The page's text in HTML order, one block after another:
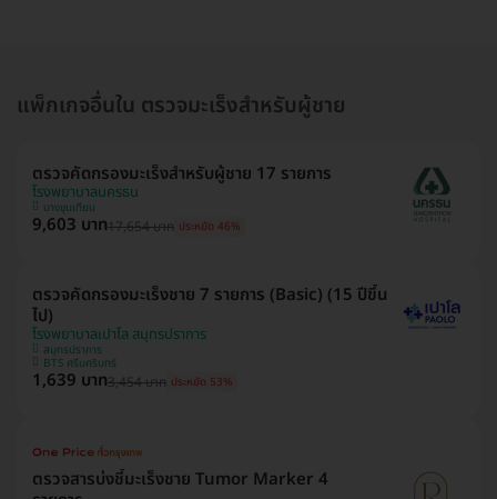
แพ็กเกจอื่นใน ตรวจมะเร็งสำหรับผู้ชาย
ตรวจคัดกรองมะเร็งสำหรับผู้ชาย 17 รายการ
โรงพยาบาลนครธน
บางขุนเทียน
9,603 บาท17,654 บาท ประหยัด 46%
ตรวจคัดกรองมะเร็งชาย 7 รายการ (Basic) (15 ปีขึ้น
ไป)
โรงพยาบาลเปาโล สมุทรปราการ
สมุทรปราการ
BTS ศรีนครินทร์
1,639 บาท3,454 บาท ประหยัด 53%
ตรวจสารบ่งชี้มะเร็งชาย Tumor Marker 4